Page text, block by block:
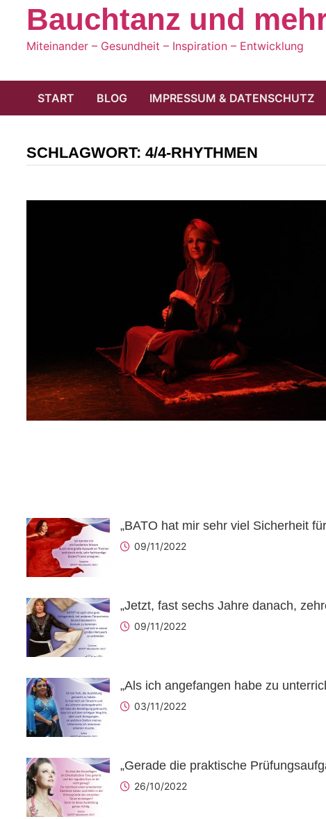
Bauchtanz und
Miteinander – Gesundheit – Inspiration – Entwicklung
START BLOG IMPRESSUM & DATENSCHUTZ
SCHLAGWORT:4/4-RHYTHMEN
„BATO hat mir sehr viel Sicherheit
09/11/2022
„Jetzt, fast sechs Jahre danach,
09/11/2022
„Als ich angefangen habe zu
03/11/2022
„Gerade die praktische
26/10/2022